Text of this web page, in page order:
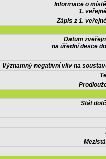
Informace o
1.
Zápis z 1.
Datum
na úřední desce
Významný negativní vliv na
Stát